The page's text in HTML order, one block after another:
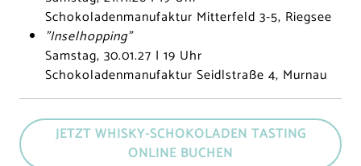
Schokoladenmanufaktur Mitterfeld 3-5, Riegsee
"Inselhopping"
Samstag, 30.01.27 | 19 Uhr
Schokoladenmanufaktur Seidlstraße 4, Murnau
JETZT WHISKY-SCHOKOLADEN TASTING
ONLINE BUCHEN